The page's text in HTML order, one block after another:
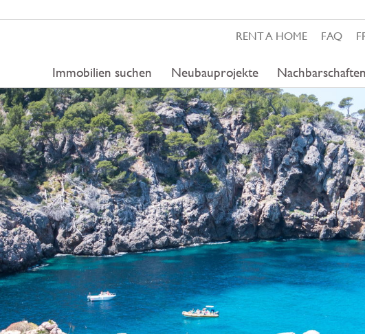
RENT A HOME FAQ
Immobilien suchen Neubauprojekte Nachbarschaften